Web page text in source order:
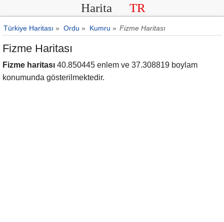
Harita TR
Türkiye Haritası » Ordu » Kumru » Fizme Haritası
Fizme Haritası
Fizme haritası 40.850445 enlem ve 37.308819 boylam
konumunda gösterilmektedir.